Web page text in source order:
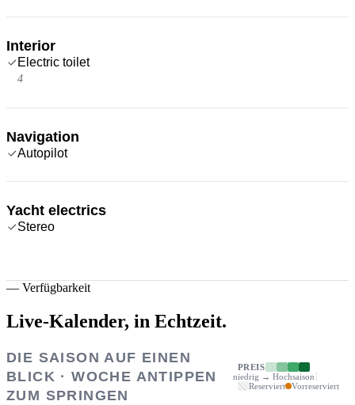
Interior
Electric toilet
4
Navigation
Autopilot
Yacht electrics
Stereo
— Verfügbarkeit
Live-Kalender, in Echtzeit.
DIE SAISON AUF EINEN
BLICK · WOCHE ANTIPPEN
ZUM SPRINGEN
PREIS
niedrig → Hochsaison
Reserviert
Vorreserviert